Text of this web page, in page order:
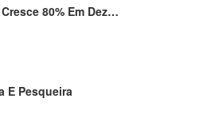
80% Em Dez…
E Pesqueira